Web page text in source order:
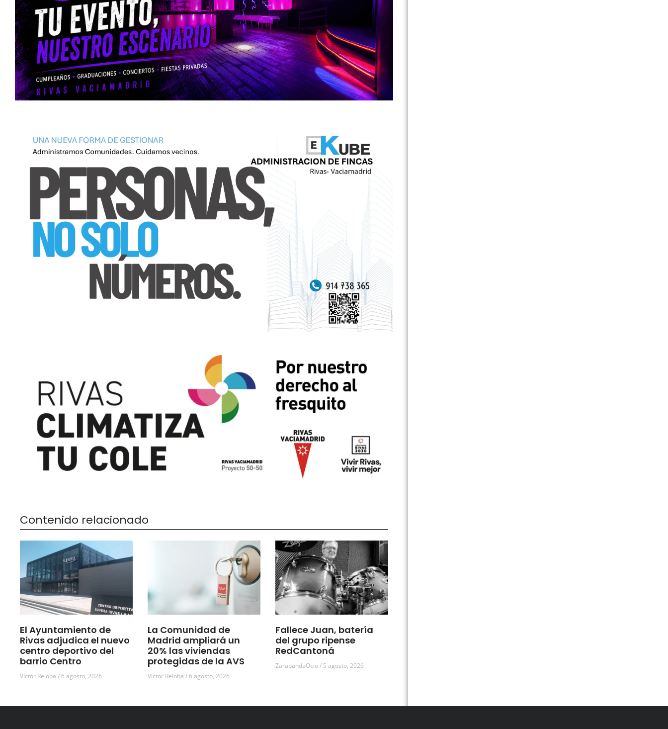
Contenido relacionado
El Ayuntamiento de
Rivas adjudica el nuevo
centro deportivo del
barrio Centro
Víctor Reloba 6 agosto, 2026
La Comunidad de
Madrid ampliará un
20% las viviendas
protegidas de la AVS
Víctor Reloba 6 agosto, 2026
Fallece Juan, batería
del grupo ripense
RedCantoná
ZarabandaOcio 5 agosto, 2026